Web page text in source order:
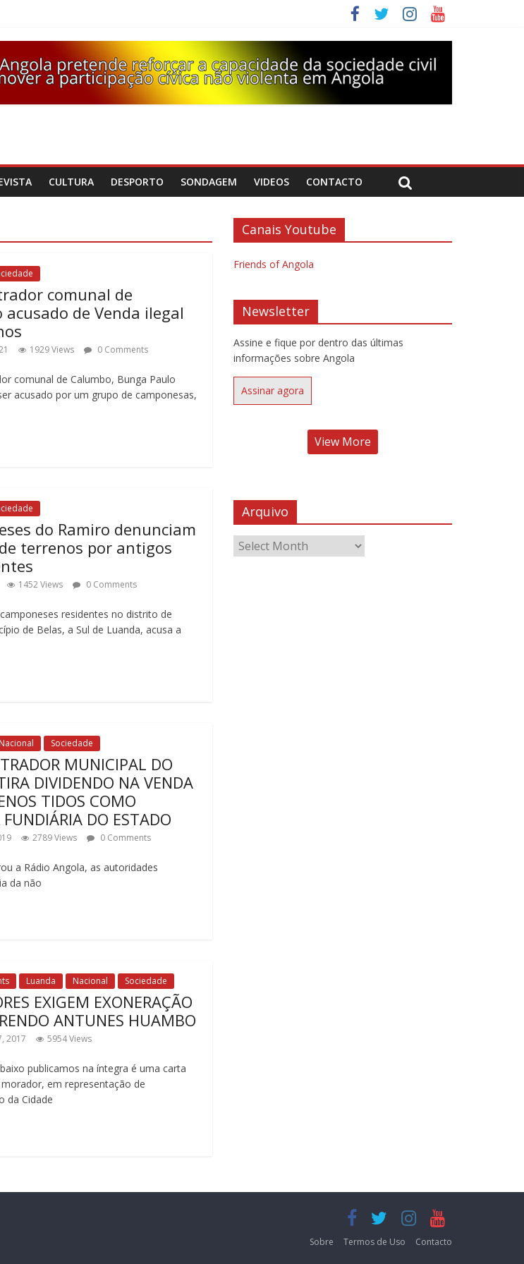
CULTURA DESPORTO SONDAGEM VIDEOS CONTACTO
comunal de
acusado de Venda ilegal
1929 Views 0 Comments
comunal de Calumbo, Bunga Paulo
acusado por um grupo de camponesas,
do Ramiro denunciam
terrenos por antigos
1452 Views 0 Comments
residentes no distrito de
de Belas, a Sul de Luanda, acusa a
Nacional Sociedade
MUNICIPAL DO
DIVIDENDO NA VENDA
TIDOS COMO
FUNDIÁRIA DO ESTADO
2789 Views 0 Comments
a Rádio Angola, as autoridades
da não
Luanda Nacional Sociedade
EXIGEM EXONERAÇÃO
ANTUNES HUAMBO
2017 5954 Views
publicamos na íntegra é uma carta
em representação de
da Cidade
Canais Youtube
Friends of Angola
Newsletter
Assine e fique por dentro das últimas
informações sobre Angola
Assinar agora
View More
Arquivo
Sobre Termos de Uso Contacto